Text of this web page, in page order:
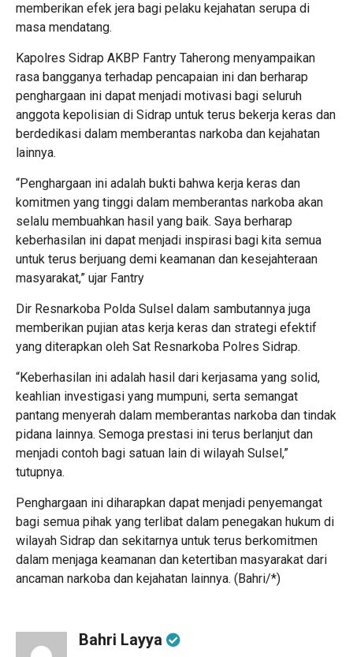
memberikan efek jera bagi pelaku kejahatan serupa di
masa mendatang.
Kapolres Sidrap AKBP Fantry Taherong menyampaikan
rasa bangganya terhadap pencapaian ini dan berharap
penghargaan ini dapat menjadi motivasi bagi seluruh
anggota kepolisian di Sidrap untuk terus bekerja keras dan
berdedikasi dalam memberantas narkoba dan kejahatan
lainnya.
“Penghargaan ini adalah bukti bahwa kerja keras dan
komitmen yang tinggi dalam memberantas narkoba akan
selalu membuahkan hasil yang baik. Saya berharap
keberhasilan ini dapat menjadi inspirasi bagi kita semua
untuk terus berjuang demi keamanan dan kesejahteraan
masyarakat,” ujar Fantry
Dir Resnarkoba Polda Sulsel dalam sambutannya juga
memberikan pujian atas kerja keras dan strategi efektif
yang diterapkan oleh Sat Resnarkoba Polres Sidrap.
“Keberhasilan ini adalah hasil dari kerjasama yang solid,
keahlian investigasi yang mumpuni, serta semangat
pantang menyerah dalam memberantas narkoba dan tindak
pidana lainnya. Semoga prestasi ini terus berlanjut dan
menjadi contoh bagi satuan lain di wilayah Sulsel,”
tutupnya.
Penghargaan ini diharapkan dapat menjadi penyemangat
bagi semua pihak yang terlibat dalam penegakan hukum di
wilayah Sidrap dan sekitarnya untuk terus berkomitmen
dalam menjaga keamanan dan ketertiban masyarakat dari
ancaman narkoba dan kejahatan lainnya. (Bahri/*)
Bahri Layya